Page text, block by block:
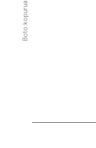
Boto kopurua